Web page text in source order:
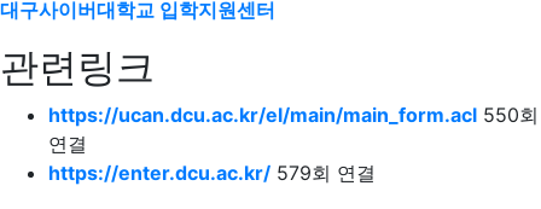
대구사이버대학교 입학지원센터
관련링크
https://ucan.dcu.ac.kr/el/main/main_form.acl 550회
연결
https://enter.dcu.ac.kr/ 579회 연결